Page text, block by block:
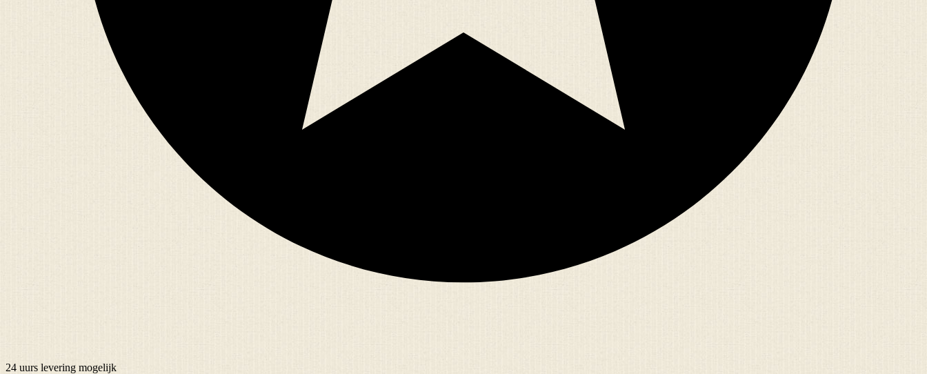
24 uurs levering mogelijk